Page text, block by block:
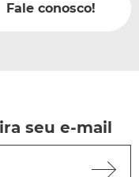
Fale conosco!
seu e-mail